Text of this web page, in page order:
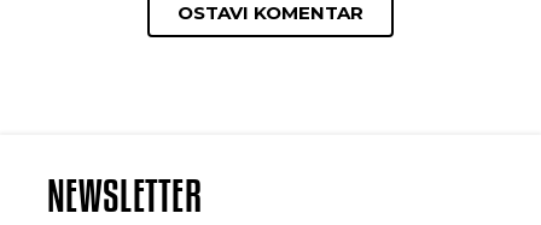
OSTAVI KOMENTAR
NEWSLETTER